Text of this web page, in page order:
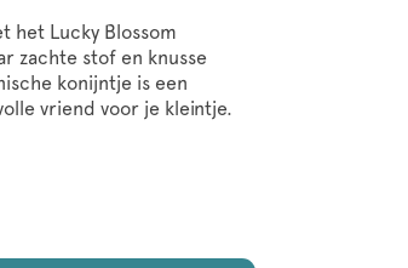
het Lucky Blossom
zachte stof en knusse
konijntje is een
vriend voor je kleintje.